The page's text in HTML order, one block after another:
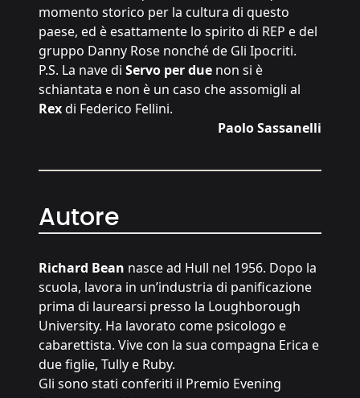
momento storico per la cultura di questo
paese, ed è esattamente lo spirito di REP e del
gruppo Danny Rose nonché de Gli Ipocriti.
P.S. La nave di Servo per due non si è
schiantata e non è un caso che assomigli al
Rexdi Federico Fellini.
Paolo Sassanelli
Autore
Richard Bean nasce ad Hull nel 1956. Dopo la
scuola, lavora in un’industria di panificazione
prima di laurearsi presso la Loughborough
University. Ha lavorato come psicologo e
cabarettista. Vive con la sua compagna Erica e
due figlie, Tully e Ruby.
Gli sono stati conferiti il Premio Evening